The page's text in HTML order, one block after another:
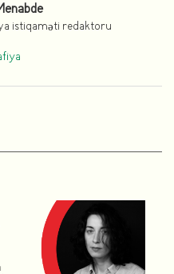
istiqaməti redaktoru